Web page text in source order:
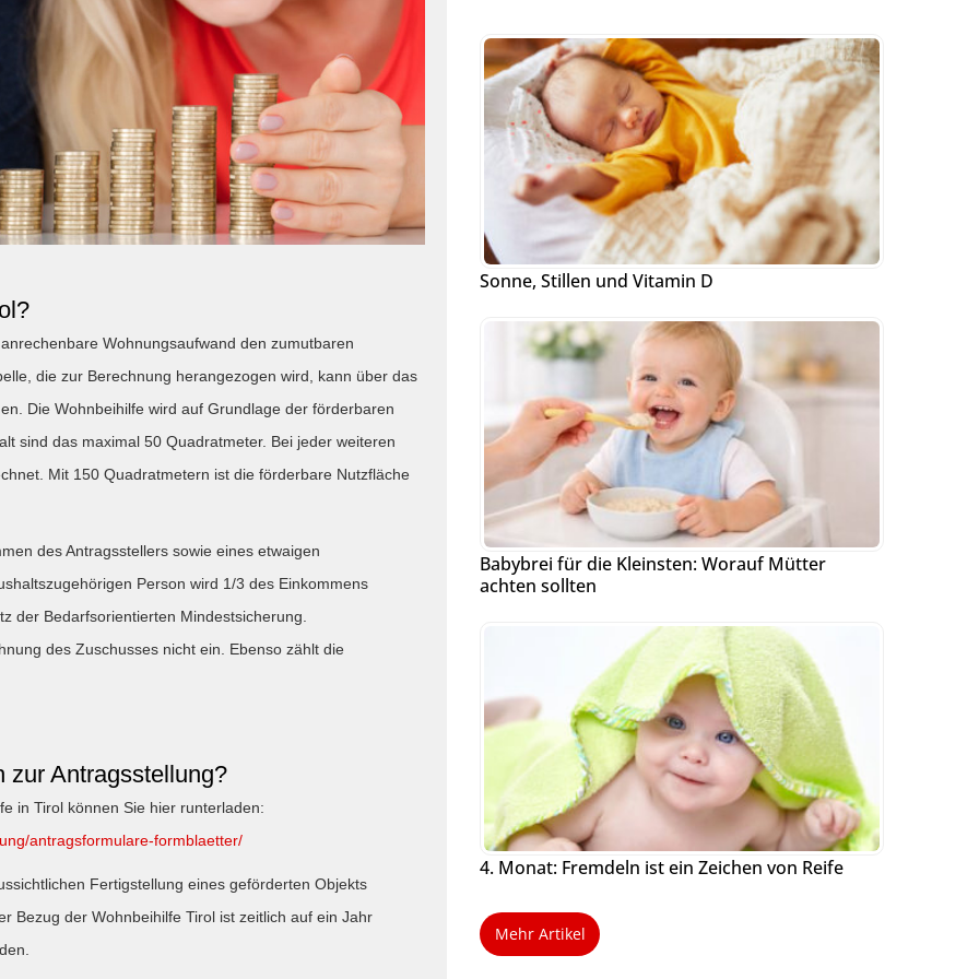
Wohnungsaufwand den zumutbaren
die zur Berechnung herangezogen wird, kann über das
Die Wohnbeihilfe wird auf Grundlage der förderbaren
sind das maximal 50 Quadratmeter. Bei jeder weiteren
Mit 150 Quadratmetern ist die förderbare Nutzfläche
des Antragsstellers sowie eines etwaigen
Person wird 1/3 des Einkommens
der Bedarfsorientierten Mindestsicherung.
des Zuschusses nicht ein. Ebenso zählt die
zur Antragsstellung?
in Tirol können Sie hier runterladen:
antragsformulare-formblaetter/
Fertigstellung eines geförderten Objekts
Bezug der Wohnbeihilfe Tirol ist zeitlich auf ein Jahr
Sonne, Stillen und Vitamin D
Babybrei für die Kleinsten: Worauf Mütter
achten sollten
4. Monat: Fremdeln ist ein Zeichen von Reife
Mehr Artikel